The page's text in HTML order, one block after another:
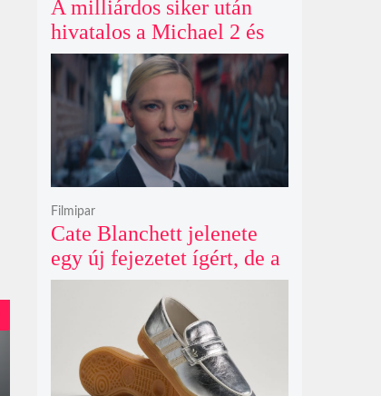
A milliárdos siker után
hivatalos a Michael 2 és
már a bemutató éve is
megvan
Cate Blanchett jelenete
egy új fejezetet ígért, de a
Netflix törölte David
Fincher Squid Game
Filmipar